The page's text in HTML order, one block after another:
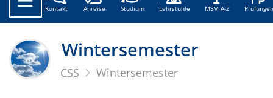
Kontakt Anreise Studium Lehrstühle MSM A-Z
Wintersemester
CSS Wintersemester